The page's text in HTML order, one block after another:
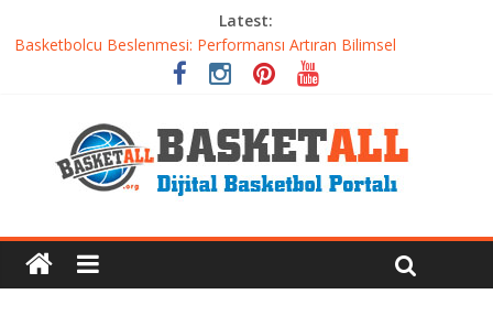
Latest:
Basketbolcu Beslenmesi: Performansı Artıran Bilimsel
Basketbolda Şut Antrenmanı ve Grafik Oluşturma
Dünyanın En İyi Basketbol Takımı: Gerçek Şampiyon Kim?
Etkili Basketbol Antrenmanı Nasıl Olmalı